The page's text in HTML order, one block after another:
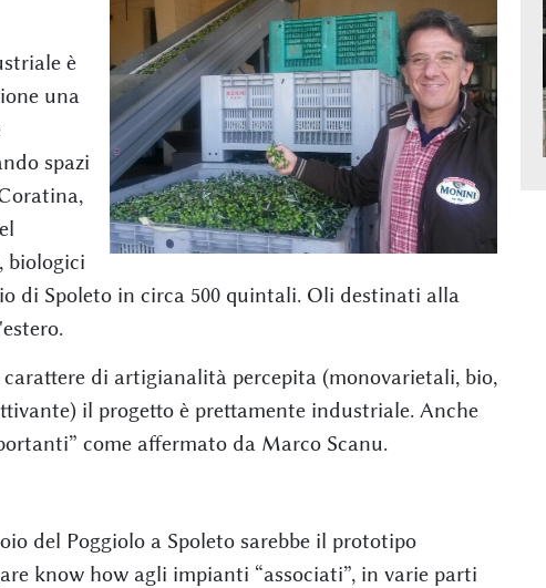
è
una
spazi
biologici
di Spoleto in circa 500 quintali. Oli destinati alla
di artigianalità percepita (monovarietali, bio,
il progetto è prettamente industriale. Anche
come affermato da Marco Scanu.
del Poggiolo a Spoleto sarebbe il prototipo
know how agli impianti “associati”, in varie parti